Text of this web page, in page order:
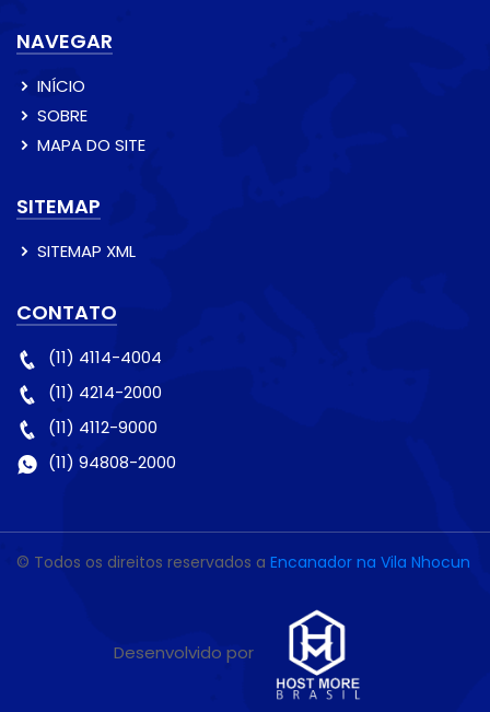
NAVEGAR
INÍCIO
SOBRE
MAPA DO SITE
SITEMAP
SITEMAP XML
CONTATO
(11) 4114-4004
(11) 4214-2000
(11) 4112-9000
(11) 94808-2000
© Todos os direitos reservados a Encanador na Vila Nhocun
Desenvolvido por